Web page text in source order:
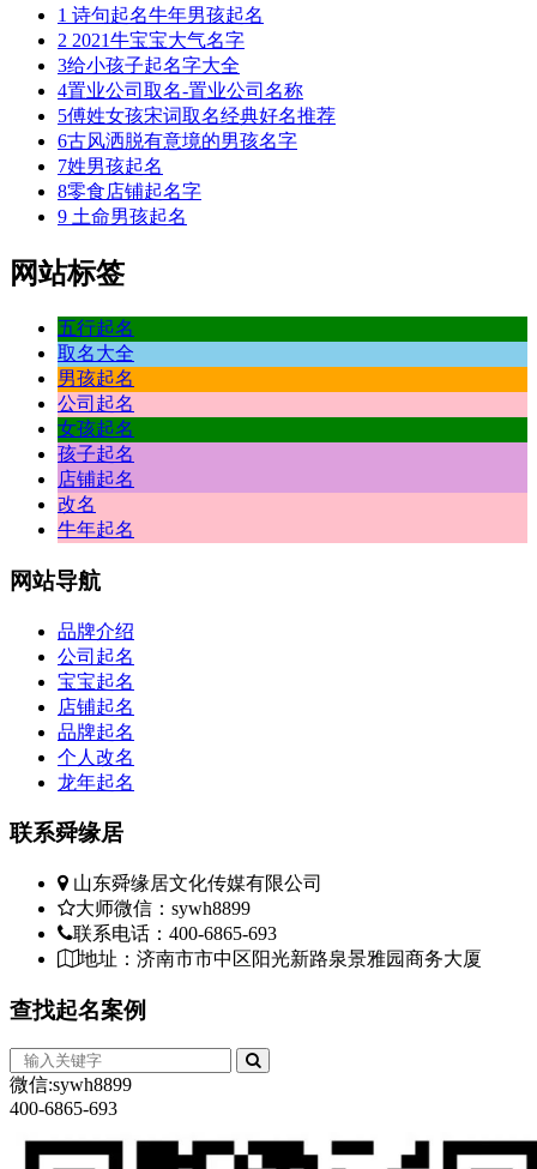
1 诗句起名牛年男孩起名
2 2021牛宝宝大气名字
3给小孩子起名字大全
4置业公司取名-置业公司名称
5傅姓女孩宋词取名经典好名推荐
6古风洒脱有意境的男孩名字
7姓男孩起名
8零食店铺起名字
9 土命男孩起名
网站标签
五行起名
取名大全
男孩起名
公司起名
女孩起名
孩子起名
店铺起名
改名
牛年起名
网站导航
品牌介绍
公司起名
宝宝起名
店铺起名
品牌起名
个人改名
龙年起名
联系舜缘居
山东舜缘居文化传媒有限公司
大师微信：sywh8899
联系电话：400-6865-693
地址：济南市市中区阳光新路泉景雅园商务大厦
查找起名案例
微信:sywh8899
400-6865-693